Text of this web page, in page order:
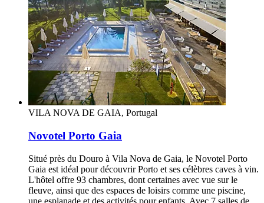
VILA NOVA DE GAIA, Portugal
Novotel Porto Gaia
Situé près du Douro à Vila Nova de Gaia, le Novotel Porto
Gaia est idéal pour découvrir Porto et ses célèbres caves à vin.
L'hôtel offre 93 chambres, dont certaines avec vue sur le
fleuve, ainsi que des espaces de loisirs comme une piscine,
une esplanade et des activités pour enfants. Avec 7 salles de